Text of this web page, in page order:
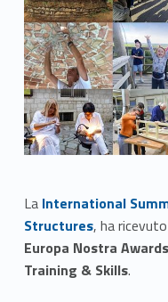
La Link identifier #identifier__64304-1International
Structures, ha
Europa Nostra
Training & Skills.